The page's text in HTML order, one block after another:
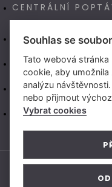
CENTRÁLNÍ
E-SHOP
NAŠE VÝROBA
NEW LIVING
NEW LIVING
© 2026 Vytvořeno v
Souhlas se
Tato webová
cookie, aby
analýzu
nebo přijmout
Vybrat cookies